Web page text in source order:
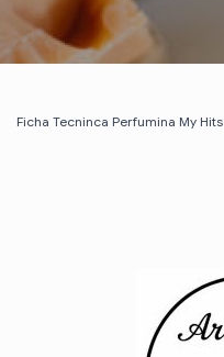
Ficha Tecninca Perfumina My Hits